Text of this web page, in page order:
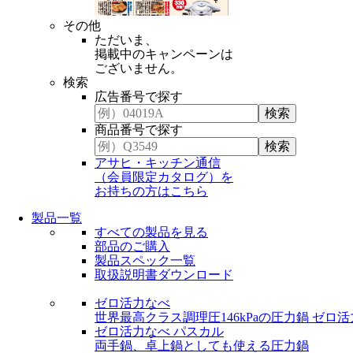
その他
ただいま、
掲載中のキャンペーンは
ございません。
検索
広告番号で探す
商品番号で探す
アサヒ・キッチン通信
（会員限定カタログ）を
お持ちの方はこちら
製品一覧
すべての製品を見る
部品のご購入
製品スペック一覧
取扱説明書ダウンロード
ゼロ活力なべ
世界最高クラス調理圧146kPaの圧力鍋 ゼロ活
ゼロ活力なべ パスカル
両手鍋、卓上鍋としても使える圧力鍋